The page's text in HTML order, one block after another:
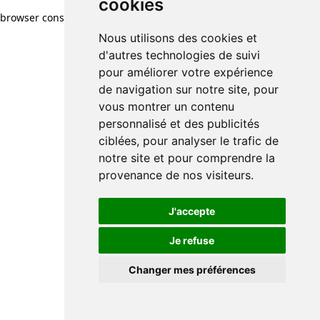
cookies
Nous utilisons des cookies et
d'autres technologies de suivi
pour améliorer votre expérience
de navigation sur notre site, pour
vous montrer un contenu
personnalisé et des publicités
ciblées, pour analyser le trafic de
notre site et pour comprendre la
provenance de nos visiteurs.
J'accepte
Je refuse
Changer mes préférences
browser console for more information)